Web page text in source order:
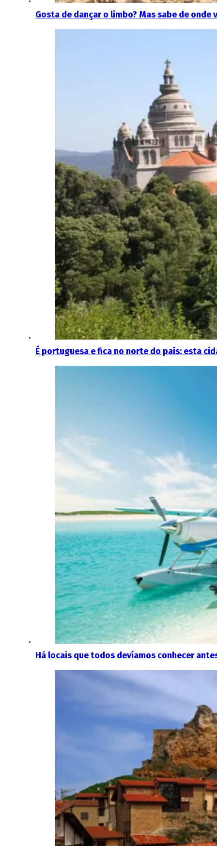
Gosta de dançar o limbo? Mas sabe de onde
É portuguesa e fica no norte do país: esta
Há locais que todos devíamos conhecer